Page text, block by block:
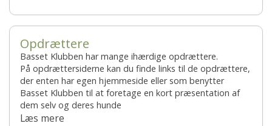
Opdrættere
Basset Klubben har mange ihærdige opdrættere.
På opdrættersiderne kan du finde links til de opdrættere,
der enten har egen hjemmeside eller som benytter
Basset Klubben til at foretage en kort præsentation af
dem selv og deres hunde
Læs mere